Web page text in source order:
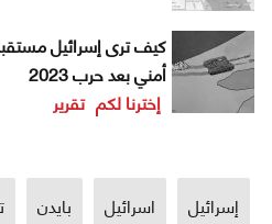
كيف ترى إسرائيل
أمني بعد حرب 2023
إخترنا لكم تقرير
إسرائيل اسرائيل بايدن